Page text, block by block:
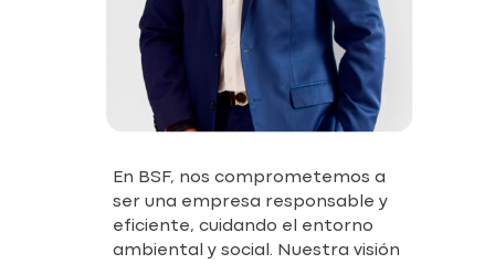
En BSF, nos comprometemos a
ser una empresa responsable y
eficiente, cuidando el entorno
ambiental y social. Nuestra visión